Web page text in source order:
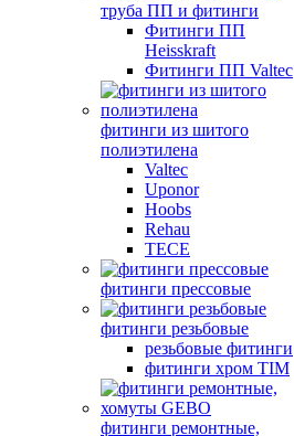
труба ПП и фитинги
Фитинги ПП
Heisskraft
Фитинги ПП Valtec
фитинги из шитого
полиэтилена
Valtec
Uponor
Hoobs
Rehau
TECE
фитинги прессовые
фитинги резьбовые
резьбовые фитинги
фитинги хром TIM
фитинги ремонтные,